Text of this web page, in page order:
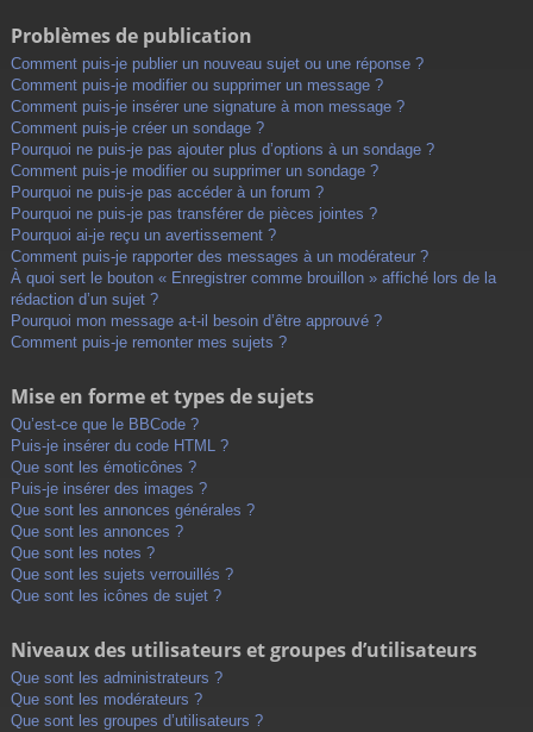
Problèmes de publication
Comment puis-je publier un nouveau sujet ou une réponse ?
Comment puis-je modifier ou supprimer un message ?
Comment puis-je insérer une signature à mon message ?
Comment puis-je créer un sondage ?
Pourquoi ne puis-je pas ajouter plus d’options à un sondage ?
Comment puis-je modifier ou supprimer un sondage ?
Pourquoi ne puis-je pas accéder à un forum ?
Pourquoi ne puis-je pas transférer de pièces jointes ?
Pourquoi ai-je reçu un avertissement ?
Comment puis-je rapporter des messages à un modérateur ?
À quoi sert le bouton « Enregistrer comme brouillon » affiché lors de la
rédaction d’un sujet ?
Pourquoi mon message a-t-il besoin d’être approuvé ?
Comment puis-je remonter mes sujets ?
Mise en forme et types de sujets
Qu’est-ce que le BBCode ?
Puis-je insérer du code HTML ?
Que sont les émoticônes ?
Puis-je insérer des images ?
Que sont les annonces générales ?
Que sont les annonces ?
Que sont les notes ?
Que sont les sujets verrouillés ?
Que sont les icônes de sujet ?
Niveaux des utilisateurs et groupes d’utilisateurs
Que sont les administrateurs ?
Que sont les modérateurs ?
Que sont les groupes d’utilisateurs ?